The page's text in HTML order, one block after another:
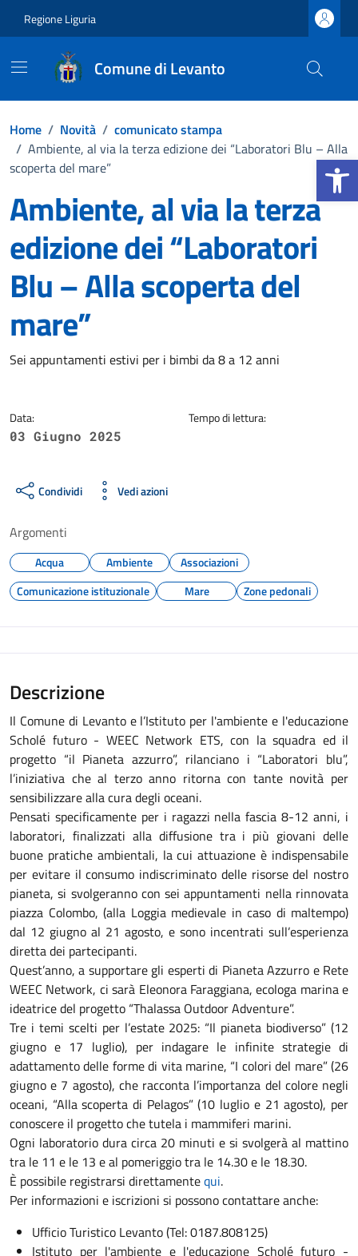
Apri la
Regione Liguria
Comune di Levanto
Home / Novità / comunicato stampa
/ Ambiente, al via la terza edizione dei “Laboratori Blu – Alla
scoperta del mare”
Ambiente, al via la terza
edizione dei “Laboratori
Blu – Alla scoperta del
mare”
Dettagli della notizia
Sei appuntamenti estivi per i bimbi da 8 a 12 anni
Data:
03 Giugno 2025
Tempo di lettura:
Condividi Vedi azioni
Argomenti
Acqua Ambiente
Associazioni
Comunicazione istituzionale
Mare Zone pedonali
Descrizione
Il Comune di Levanto e l’Istituto per l'ambiente e l'educazione
Scholé futuro - WEEC Network ETS, con la squadra ed il
progetto “il Pianeta azzurro”, rilanciano i “Laboratori blu”,
l’iniziativa che al terzo anno ritorna con tante novità per
sensibilizzare alla cura degli oceani.
Pensati specificamente per i ragazzi nella fascia 8-12 anni, i
laboratori, finalizzati alla diffusione tra i più giovani delle
buone pratiche ambientali, la cui attuazione è indispensabile
per evitare il consumo indiscriminato delle risorse del nostro
pianeta, si svolgeranno con sei appuntamenti nella rinnovata
piazza Colombo, (alla Loggia medievale in caso di maltempo)
dal 12 giugno al 21 agosto, e sono incentrati sull’esperienza
diretta dei partecipanti.
Quest’anno, a supportare gli esperti di Pianeta Azzurro e Rete
WEEC Network, ci sarà Eleonora Faraggiana, ecologa marina e
ideatrice del progetto “Thalassa Outdoor Adventure”.
Tre i temi scelti per l’estate 2025: “Il pianeta biodiverso” (12
giugno e 17 luglio), per indagare le infinite strategie di
adattamento delle forme di vita marine, “I colori del mare” (26
giugno e 7 agosto), che racconta l’importanza del colore negli
oceani, “Alla scoperta di Pelagos” (10 luglio e 21 agosto), per
conoscere il progetto che tutela i mammiferi marini.
Ogni laboratorio dura circa 20 minuti e si svolgerà al mattino
tra le 11 e le 13 e al pomeriggio tra le 14.30 e le 18.30.
È possibile registrarsi direttamentequi.
Per informazioni e iscrizioni si possono contattare anche:
Ufficio Turistico Levanto (Tel: 0187.808125)
Istituto per l'ambiente e l'educazione Scholé futuro -